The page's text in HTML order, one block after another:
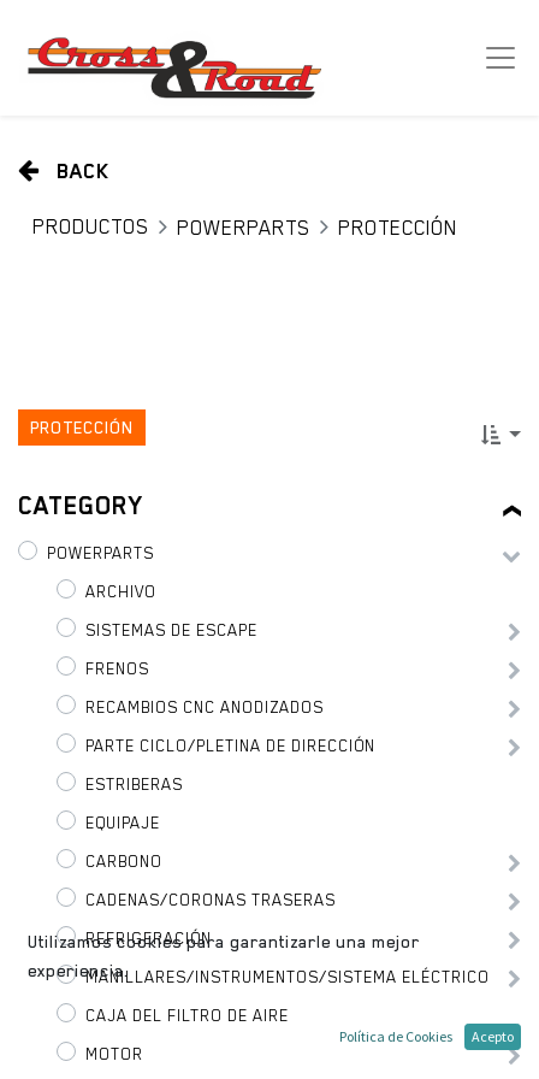
BACK
PRODUCTOS POWERPARTS PROTECCIÓN
PROTECCIÓN
CATEGORY
POWERPARTS
ARCHIVO
SISTEMAS DE ESCAPE
FRENOS
RECAMBIOS CNC ANODIZADOS
PARTE CICLO/PLETINA DE DIRECCIÓN
ESTRIBERAS
EQUIPAJE
CARBONO
CADENAS/CORONAS TRASERAS
REFRIGERACIÓN
MANILLARES/INSTRUMENTOS/SISTEMA ELÉCTRICO
CAJA DEL FILTRO DE AIRE
MOTOR
Utilizamos cookies para garantizarle una mejor
experiencia.
Política de Cookies Acepto